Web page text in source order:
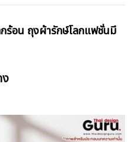
กร้อน ถุงผ้ารักษ์โลกแฟชั่นมี